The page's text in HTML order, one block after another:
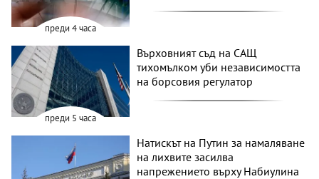
преди 4 часа
преди 5 часа
Върховният съд на САЩ
тихомълком уби независимостта
на борсовия регулатор
Натискът на Путин за намаляване
на лихвите засилва
напрежението върху Набиулина